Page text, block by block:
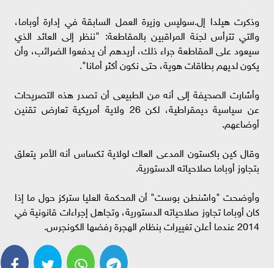
وذكرت هيلدا إل.سوليس وزيرة العمل السابقة في إدارة أوباما،
والتي تترأس لجنة المراقبين بالمقاطعة: "ننظر إلى العائد الذي
سيعود على المقاطعة جراء ذلك، أريدهم أن يدفعوا الضرائب، وأن
يكون لديهم بطاقات هوية، حتى نكون أكثر أمانا".
وأشارت الصحيفة إلى أنه من الطبيعى أن تصدر هذه التصريحات
عن سياسية ديمقراطية، لكن 26 ولاية أمريكية تعارض تقنين
أوضاعهم.
وقال كين باكستون المدعى العاك لولاية تكساس أنه الأمر يتعلق
بتجاوز أوباما صلاحياته الدستورية.
وأوضحت "واشنطن بوست" أن المحكمة العليا ستركز حول ما إذا
كان أوباما تجاوز صلاحياته الدستورية، وتجاهل إجراءات قانونية في
2014 عندما أعلن تغييرات بنظام الهجرة رفضها الكونجرس.